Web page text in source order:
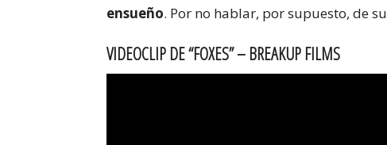
ensueño. Por no hablar, por supuesto, de su
VIDEOCLIP DE “FOXES” – BREAKUP FILMS